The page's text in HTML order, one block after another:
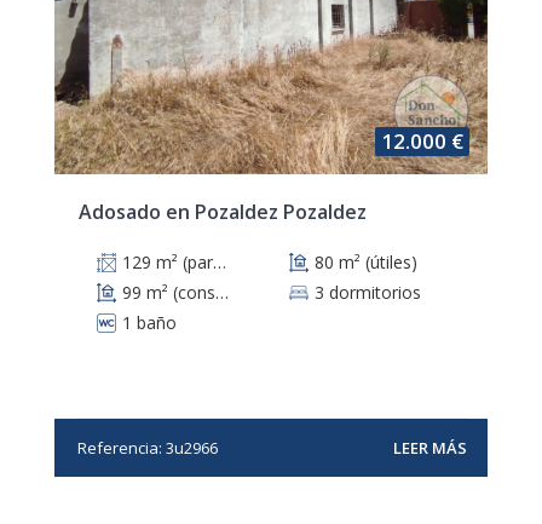
12.000 €
Adosado en Pozaldez Pozaldez
129 m² (parcela)
80 m² (útiles)
99 m² (construidos)
3 dormitorios
1 baño
Referencia: 3u2966 LEER MÁS